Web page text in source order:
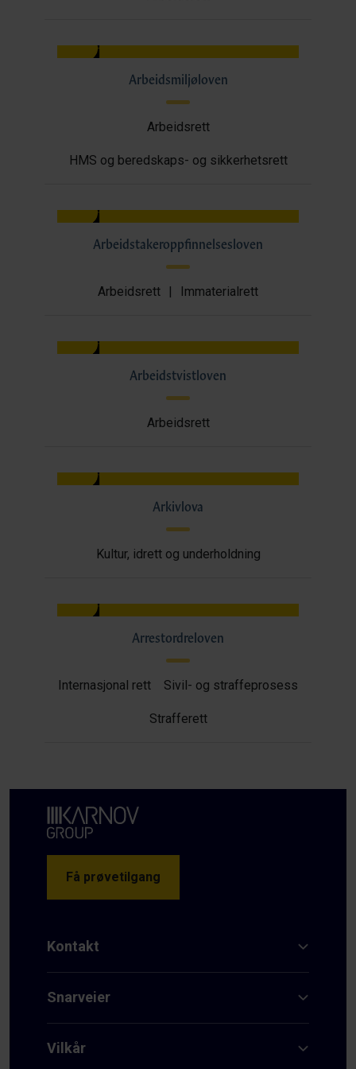
Arbeidsmiljøloven
Arbeidsrett
HMS og beredskaps- og sikkerhetsrett
Arbeidstakeroppfinnelsesloven
Arbeidsrett | Immaterialrett
Arbeidstvistloven
Arbeidsrett
Arkivlova
Kultur, idrett og underholdning
Arrestordreloven
Internasjonal rett Sivil- og straffeprosess
Strafferett
Få prøvetilgang
Kontakt
Snarveier
Vilkår